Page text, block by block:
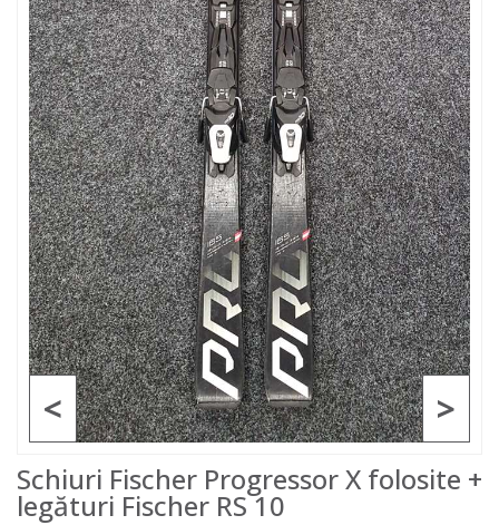
>
<
Schiuri Fischer Progressor X folosite +
legături Fischer RS 10